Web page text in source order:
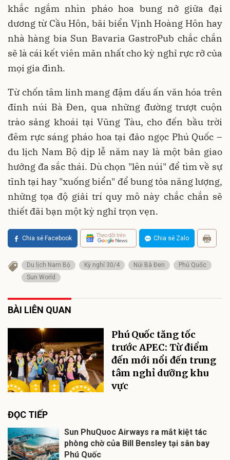
khắc ngắm nhìn pháo hoa bung nở giữa đại
dương từ Cầu Hôn, bãi biển Vịnh Hoàng Hôn hay
nhà hàng bia Sun Bavaria GastroPub chắc chắn
sẽ là cái kết viên mãn nhất cho kỳ nghỉ rực rỡ của
mọi gia đình.
Từ chốn tâm linh mang đậm dấu ấn văn hóa trên
đỉnh núi Bà Đen, qua những đường trượt cuộn
trào sảng khoái tại Vũng Tàu, cho đến bầu trời
đêm rực sáng pháo hoa tại đảo ngọc Phú Quốc –
du lịch Nam Bộ dịp lễ năm nay là một bản giao
hưởng đa sắc thái. Dù chọn "lên núi" để tìm về sự
tĩnh tại hay "xuống biển" để bung tỏa năng lượng,
những tọa độ giải trí quy mô này chắc chắn sẽ
thiết đãi bạn một kỳ nghỉ trọn vẹn.
Chia sẻ Facebook Theo dõi trên Chia sẻ Zalo
Du lịch Nam Bộ Kỳ nghỉ 30/4 Núi Bà Đen
Phú Quốc
Sun World
BÀI LIÊN QUAN
Phú Quốc tăng tốc
trước APEC: Từ điểm
đến mới nổi đến trung
tâm nghỉ dưỡng khu
vực
ĐỌC TIẾP
Sun PhuQuoc Airways ra mắt kiệt tác
phòng chờ của Bill Bensley tại sân bay
Phú Quốc